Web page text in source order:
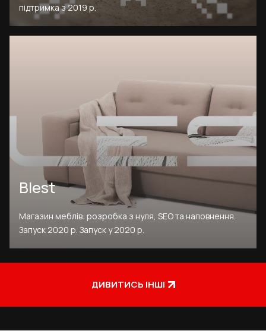
підтримка з 2019 р.
Blest
Магазин меблів: розробка з нуля, SEO та наповнення.
Запуск 2020 р. Запуск у 2020 р.
ДИВИТИСЬ ІНШІ